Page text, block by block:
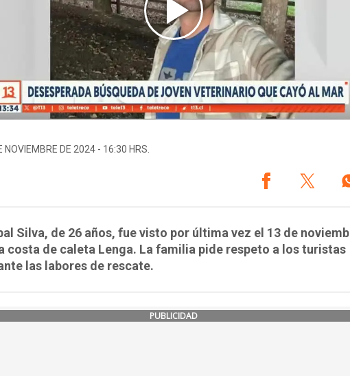
NOVIEMBRE DE 2024 - 16:30 HRS.
Silva, de 26 años, fue visto por última vez el 13 de
costa de caleta Lenga. La familia pide respeto a los turistas
las labores de rescate.
PUBLICIDAD